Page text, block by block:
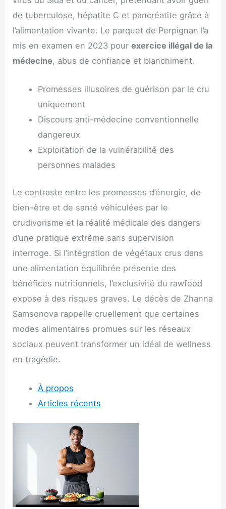
de tuberculose, hépatite C et pancréatite grâce à
l’alimentation vivante. Le parquet de Perpignan l’a
mis en examen en 2023 pourexercice illégal de la
médecine, abus de confiance et blanchiment.
Promesses illusoires de guérison par le cru
uniquement
Discours anti-médecine conventionnelle
dangereux
Exploitation de la vulnérabilité des
personnes malades
Le contraste entre les promesses d’énergie, de
bien-être et de santé véhiculées par le
crudivorisme et la réalité médicale des dangers
d’une pratique extrême sans supervision
interroge. Si l’intégration de végétaux crus dans
une alimentation équilibrée présente des
bénéfices nutritionnels, l’exclusivité du rawfood
expose à des risques graves. Le décès de Zhanna
Samsonova rappelle cruellement que certaines
modes alimentaires promues sur les réseaux
sociaux peuvent transformer un idéal de wellness
en tragédie.
À propos
Articles récents